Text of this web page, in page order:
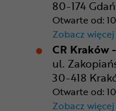
80-174
Otwarte od:
Zobacz więcej
CR Kraków
ul.
30-418
Otwarte od:
Zobacz więcej